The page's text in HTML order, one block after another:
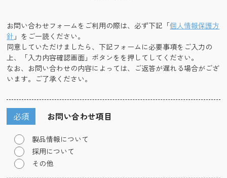
お問い合わせフォームをご利用の際は、必ず下記「個人情報保護方
針 」をご一読ください。
同意していただけましたら、下記フォームに必要事項をご入力の
上、「入力内容確認画面」ボタンをを押してしてください。
なお、お問い合わせの内容によっては、ご返答が遅れる場合がござ
います。ご了承ください。
お問い合わせ項目
必須
製品情報について
採用について
その他